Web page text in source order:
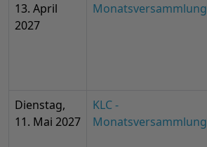
13. April
2027
Monatsversammlung
Dienstag,
11. Mai 2027
KLC -
Monatsversammlung